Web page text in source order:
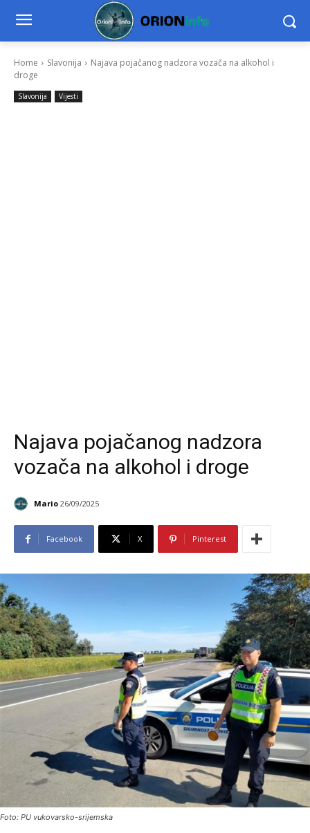
Home Slavonija
Najava pojačanog nadzora vozača na alkohol i
droge
Slavonija Vijesti
Najava pojačanog nadzora
vozača na alkohol i droge
Mario 26/09/2025
Facebook X Pinterest
Foto: PU vukovarsko-srijemska